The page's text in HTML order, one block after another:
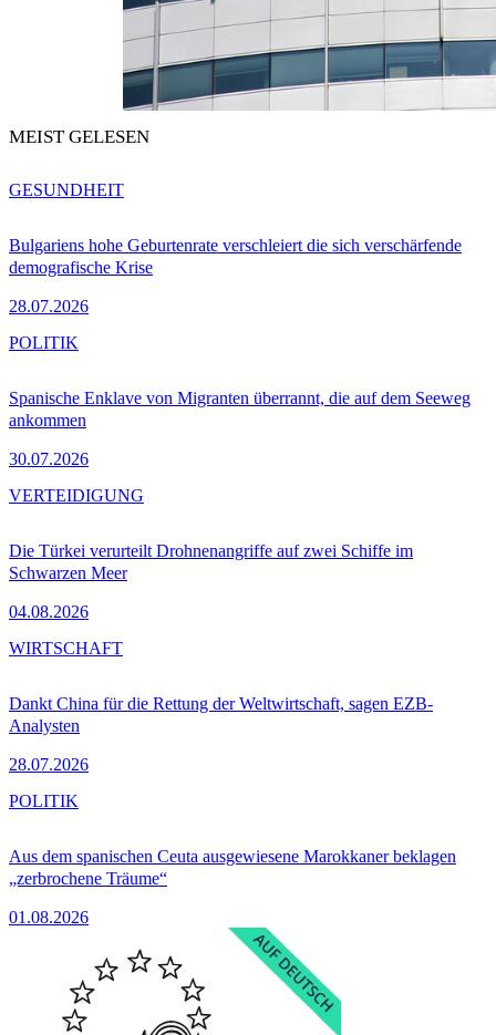
MEIST GELESEN
Bulgariens hohe Geburtenrate verschleiert die sich verschärfende
demografische Krise
28.07.2026
GESUNDHEIT
Spanische Enklave von Migranten überrannt, die auf dem Seeweg
ankommen
30.07.2026
POLITIK
Die Türkei verurteilt Drohnenangriffe auf zwei Schiffe im
Schwarzen Meer
04.08.2026
VERTEIDIGUNG
Dankt China für die Rettung der Weltwirtschaft, sagen EZB-
Analysten
28.07.2026
WIRTSCHAFT
Aus dem spanischen Ceuta ausgewiesene Marokkaner beklagen
„zerbrochene Träume“
01.08.2026
POLITIK